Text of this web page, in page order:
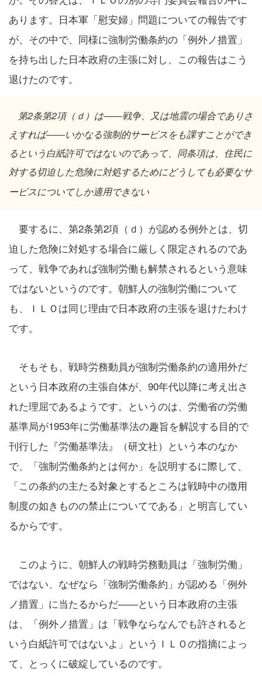
あります。日本軍「慰安婦」問題についての報告です
が、その中で、同様に強制労働条約の「例外ノ措置」
を持ち出した日本政府の主張に対し、この報告はこう
退けたのです。
第2条第2項（ｄ）は――戦争、又は地震の場合でありさ
えすれば――いかなる強制的サービスをも課すことができ
るという白紙許可ではないのであって、同条項は、住民に
対する切迫した危険に対処するためにどうしても必要なサ
ービスについてしか適用できない
要するに、第2条第2項（ｄ）が認める例外とは、切
迫した危険に対処する場合に厳しく限定されるのであ
って、戦争であれば強制労働も解禁されるという意味
ではないというのです。朝鮮人の強制労働について
も、ＩＬＯは同じ理由で日本政府の主張を退けたわけ
です。
そもそも、戦時労務動員が強制労働条約の適用外だ
という日本政府の主張自体が、90年代以降に考え出さ
れた理屈であるようです。というのは、労働省の労働
基準局が1953年に労働基準法の趣旨を解説する目的で
刊行した『労働基準法』（研文社）という本のなか
で、「強制労働条約とは何か」を説明するに際して、
「この条約の主たる対象とするところは戦時中の徴用
制度の如きものの禁止についてである」と明言してい
るからです。
このように、朝鮮人の戦時労務動員は「強制労働」
ではない、なぜなら「強制労働条約」が認める「例外
ノ措置」に当たるからだ――という日本政府の主張
は、「例外ノ措置」は「戦争ならなんでも許されると
いう白紙許可ではないよ」というＩＬＯの指摘によっ
て、とっくに破綻しているのです。